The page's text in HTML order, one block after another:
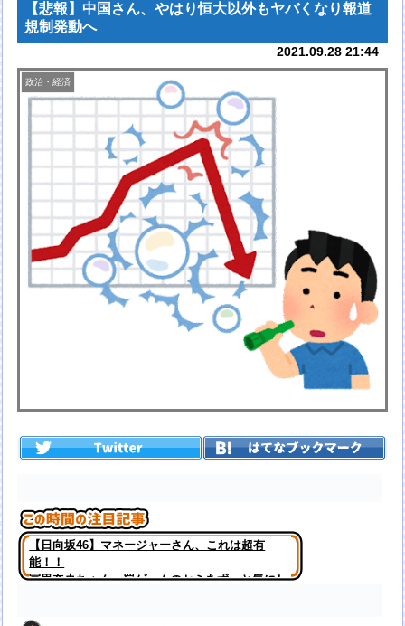
【悲報】中国さん、やはり恒大以外もヤバくなり報道
規制発動へ
2021.09.28 21:44
政治・経済
【日向坂46】マネージャーさん、これは超有
能！！
冨里奈央ちゃん、罰ゲームのセミをずっと気にし